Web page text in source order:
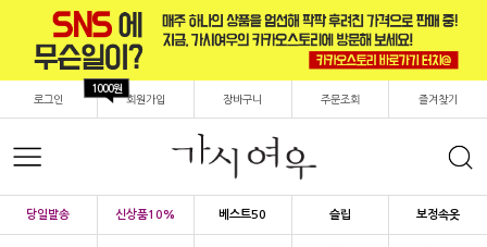
로그인 회원가입
1000원
장바구니 주문조회 즐겨찾기
당일발송 신상품10% 베스트50 슬립 보정속옷